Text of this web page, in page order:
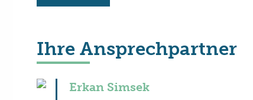
Ihre Ansprechpartner
Erkan Simsek